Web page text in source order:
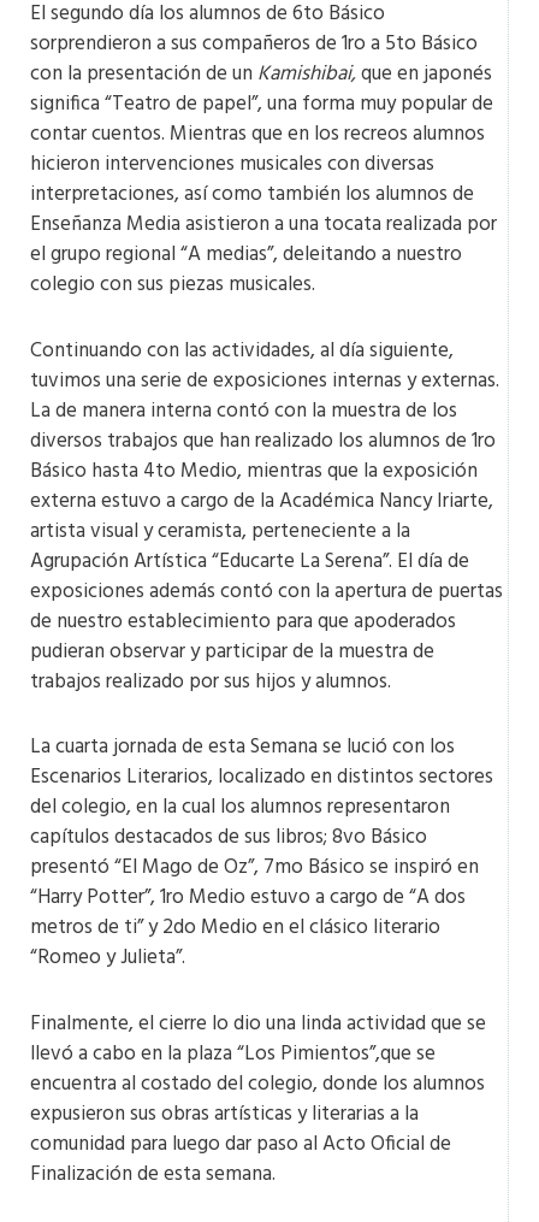
El segundo día los alumnos de 6to Básico
sorprendieron a sus compañeros de 1ro a 5to Básico
con la presentación de un Kamishibai,que en japonés
significa “Teatro de papel”, una forma muy popular de
contar cuentos. Mientras que en los recreos alumnos
hicieron intervenciones musicales con diversas
interpretaciones, así como también los alumnos de
Enseñanza Media asistieron a una tocata realizada por
el grupo regional “A medias”, deleitando a nuestro
colegio con sus piezas musicales.
Continuando con las actividades, al día siguiente,
tuvimos una serie de exposiciones internas y externas.
La de manera interna contó con la muestra de los
diversos trabajos que han realizado los alumnos de 1ro
Básico hasta 4to Medio, mientras que la exposición
externa estuvo a cargo de la Académica Nancy Iriarte,
artista visual y ceramista, perteneciente a la
Agrupación Artística “Educarte La Serena”. El día de
exposiciones además contó con la apertura de puertas
de nuestro establecimiento para que apoderados
pudieran observar y participar de la muestra de
trabajos realizado por sus hijos y alumnos.
La cuarta jornada de esta Semana se lució con los
Escenarios Literarios, localizado en distintos sectores
del colegio, en la cual los alumnos representaron
capítulos destacados de sus libros; 8vo Básico
presentó “El Mago de Oz”, 7mo Básico se inspiró en
“Harry Potter”, 1ro Medio estuvo a cargo de “A dos
metros de ti” y 2do Medio en el clásico literario
“Romeo y Julieta”.
Finalmente, el cierre lo dio una linda actividad que se
llevó a cabo en la plaza “Los Pimientos”,que se
encuentra al costado del colegio, donde los alumnos
expusieron sus obras artísticas y literarias a la
comunidad para luego dar paso al Acto Oficial de
Finalización de esta semana.